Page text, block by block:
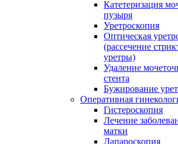
Катетеризация
пузыря
Уретроскопия
Оптическая
(рассечение
уретры)
Удаление
стента
Бужирование
Оперативная
Гистероскопия
Лечение
матки
Лапароскопия